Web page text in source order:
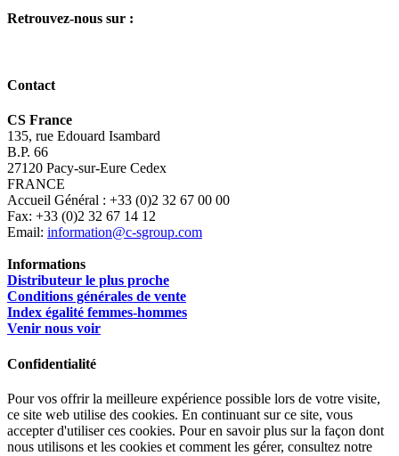
Retrouvez-nous sur :
Contact
CS France
135, rue Edouard Isambard
B.P. 66
27120 Pacy-sur-Eure Cedex
FRANCE
Accueil Général : +33 (0)2 32 67 00 00
Fax: +33 (0)2 32 67 14 12
Email: information@c-sgroup.com
Informations
Distributeur le plus proche
Conditions générales de vente
Index égalité femmes-hommes
Venir nous voir
Confidentialité
Pour vos offrir la meilleure expérience possible lors de votre visite,
ce site web utilise des cookies. En continuant sur ce site, vous
accepter d'utiliser ces cookies. Pour en savoir plus sur la façon dont
nous utilisons et les cookies et comment les gérer, consultez notre